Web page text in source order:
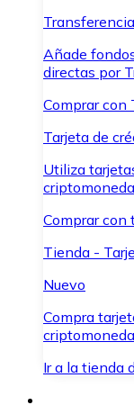
Añade
directas por
Comprar con
Tarjeta de
Utiliza
Comprar con
Tienda -
Nuevo
Compra
Ir a la tienda